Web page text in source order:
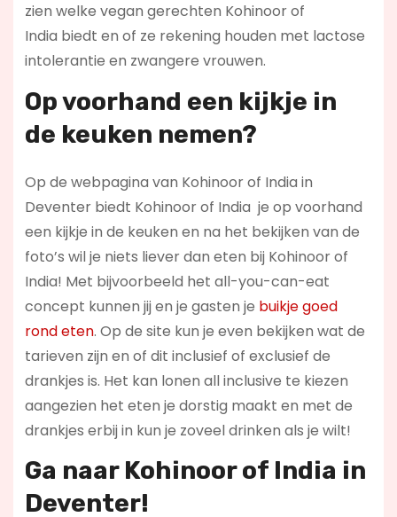
zien welke vegan gerechten Kohinoor of
India biedt en of ze rekening houden met lactose
intolerantie en zwangere vrouwen.
Op voorhand een kijkje in
de keuken nemen?
Op de webpagina van Kohinoor of India in
Deventer biedt Kohinoor of India je op voorhand
een kijkje in de keuken en na het bekijken van de
foto’s wil je niets liever dan eten bij Kohinoor of
India! Met bijvoorbeeld het all-you-can-eat
concept kunnen jij en je gasten je buikje goed
rond eten. Op de site kun je even bekijken wat de
tarieven zijn en of dit inclusief of exclusief de
drankjes is. Het kan lonen all inclusive te kiezen
aangezien het eten je dorstig maakt en met de
drankjes erbij in kun je zoveel drinken als je wilt!
Ga naar Kohinoor of India in
Deventer!